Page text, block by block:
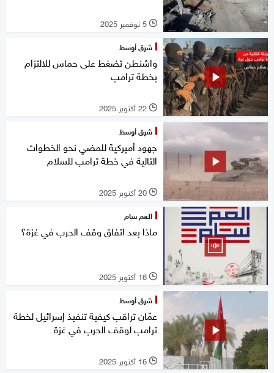
l 5 نوفمبر 2025
شرق أوسط
واشنطن تضغط على حماس للالتزام
بخطة ترامب
l 22 أكتوبر 2025
شرق أوسط
جهود أميركية للمضي نحو الخطوات
التالية في خطة ترامب للسلام
l 20 أكتوبر 2025
العم سام
ماذا بعد اتفاق وقف الحرب في غزة؟
l 16 أكتوبر 2025
شرق أوسط
عمّان تراقب كيفية تنفيذ إسرائيل لخطة
ترامب لوقف الحرب في غزة
l 16 أكتوبر 2025